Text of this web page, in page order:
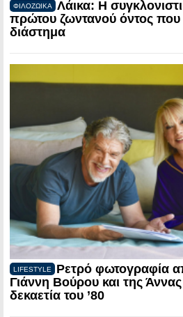
ΦΙΛΟΖΩΙΚΑ
Λάικα: Η
πρώτου ζωντανού όντος που
διάστημα
LIFESTYLE
Ρετρό φωτογραφία
Γιάννη Βούρου και της
δεκαετία του ’80